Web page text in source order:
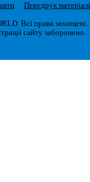
Передрук
Всі права захищені.
сайту заборонено.